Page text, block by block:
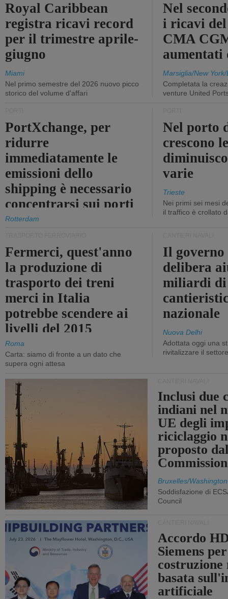
Royal Caribbean
registra ricavi record
per il trimestre aprile-
giugno
Miami
Nel primo semestre del 2026 nuovo picco
storico del volume d'affari
Nel
i ricavi
CMA
aumentati
Marsiglia/New
Completata la
venture United
PortXchange, per
ridurre
immediatamente le
emissioni dello
shipping è necessario
concentrarsi sui porti
Rotterdam
Nel porto
crescono
varie
Trieste
Nei primi sei mesi
il traffico è crollato
Fermerci, quest'anno
la produzione di
trasporto dei treni
merci in Italia
potrebbe scendere ai
livelli del 2015
Roma
Carta: siamo di fronte a un dato che
supera ogni attesa
Il
delibera
miliardi
nazionale
Nuova Delhi
Adottata oggi una
rivitalizzare il settore
Inclusi due
indiani nel
UE degli
riciclaggio
proposto
Bruxelles/Washington
Soddisfazione di
Council
Accordo
Siemens
costruzione
basata
artificiale